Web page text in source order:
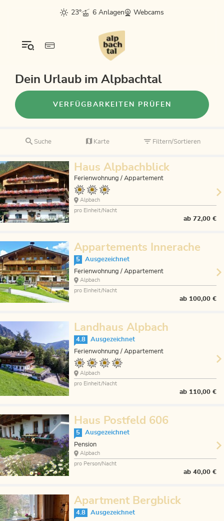
23° 6 Anlagen Webcams
Dein Urlaub im Alpbachtal
VERFÜGBARKEITEN PRÜFEN
Suche Karte Filtern/Sortieren
Haus Alpbachblick
Ferienwohnung / Appartement
Alpbach
pro Einheit/Nacht
ab 72,00 €
Appartements Innerache
5
Ausgezeichnet
Ferienwohnung / Appartement
Alpbach
pro Einheit/Nacht
ab 100,00 €
Landhaus Alpbach
4.8
Ausgezeichnet
Ferienwohnung / Appartement
Alpbach
pro Einheit/Nacht
ab 110,00 €
Haus Postfeld 606
5
Ausgezeichnet
Pension
Alpbach
pro Person/Nacht
ab 40,00 €
Apartment Bergblick
4.8
Ausgezeichnet